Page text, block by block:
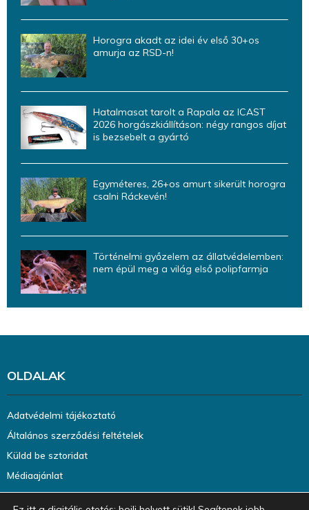
Horogra akadt az idei év első 30+os
amurja az RSD-n!
Hatalmasat tarolt a Rapala az ICAST
2026 horgászkiállításon: négy rangos díjat
is bezsebelt a gyártó
Egyméteres, 26+os amurt sikerült horogra
csalni Ráckevén!
Történelmi győzelem az állatvédelemben:
nem épül meg a világ első polipfarmja
OLDALAK
Adatvédelmi tájékoztató
Általános szerződési feltételek
Küldd be sztoridat
Médiaajánlat